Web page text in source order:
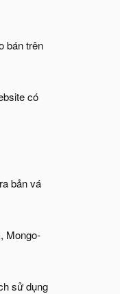
bán trên
có
bản vá
Mongo-
sử dụng